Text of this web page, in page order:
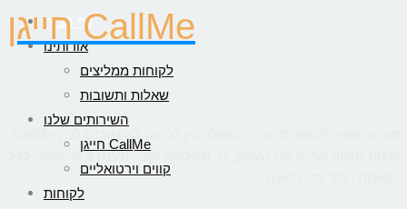
דף הבית
אודותינו
לקוחות ממליצים
שאלות ותשובות
השירותים שלנו
חייגן CallMe
קווים וירטואליים
לקוחות
חייגן CallMe
שיחת טלפון ישירה עם העסק, כך שהלקוח יקבל מענה אישי ומיידי לכל